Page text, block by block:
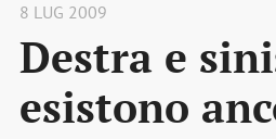
8 LUG 2009
Destra e
esistono